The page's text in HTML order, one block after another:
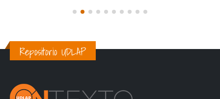
Repositorio UDLAP